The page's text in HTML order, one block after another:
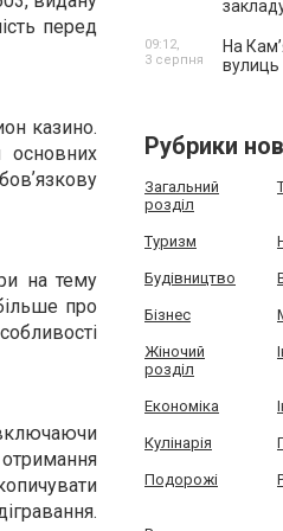
перед
казино.
основних
на тему
про
включаючи
На
вулиць
09:12,
3 серпня
Рубрики
Загальний
розділ
Туризм
Будівництво
Бізнес
Жіночий
розділ
Економіка
Кулінарія
Подорожі